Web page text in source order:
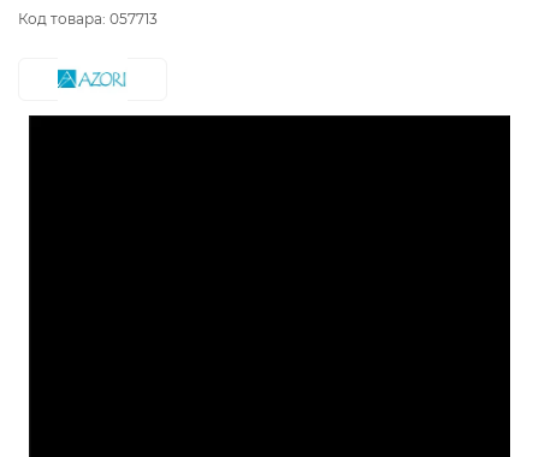
Код товара: 057713